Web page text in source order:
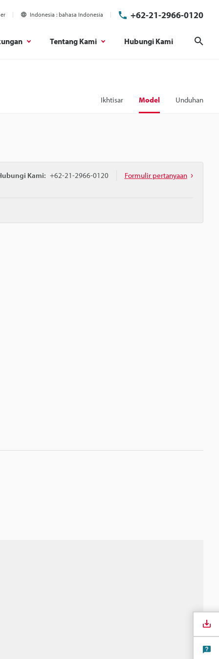
Indonesia bahasa Indonesia +62-21-2966-0120
Tentang Kami Hubungi Kami
Ikhtisar Model Unduhan
Kami: +62-21-2966-0120 Formulir pertanyaan